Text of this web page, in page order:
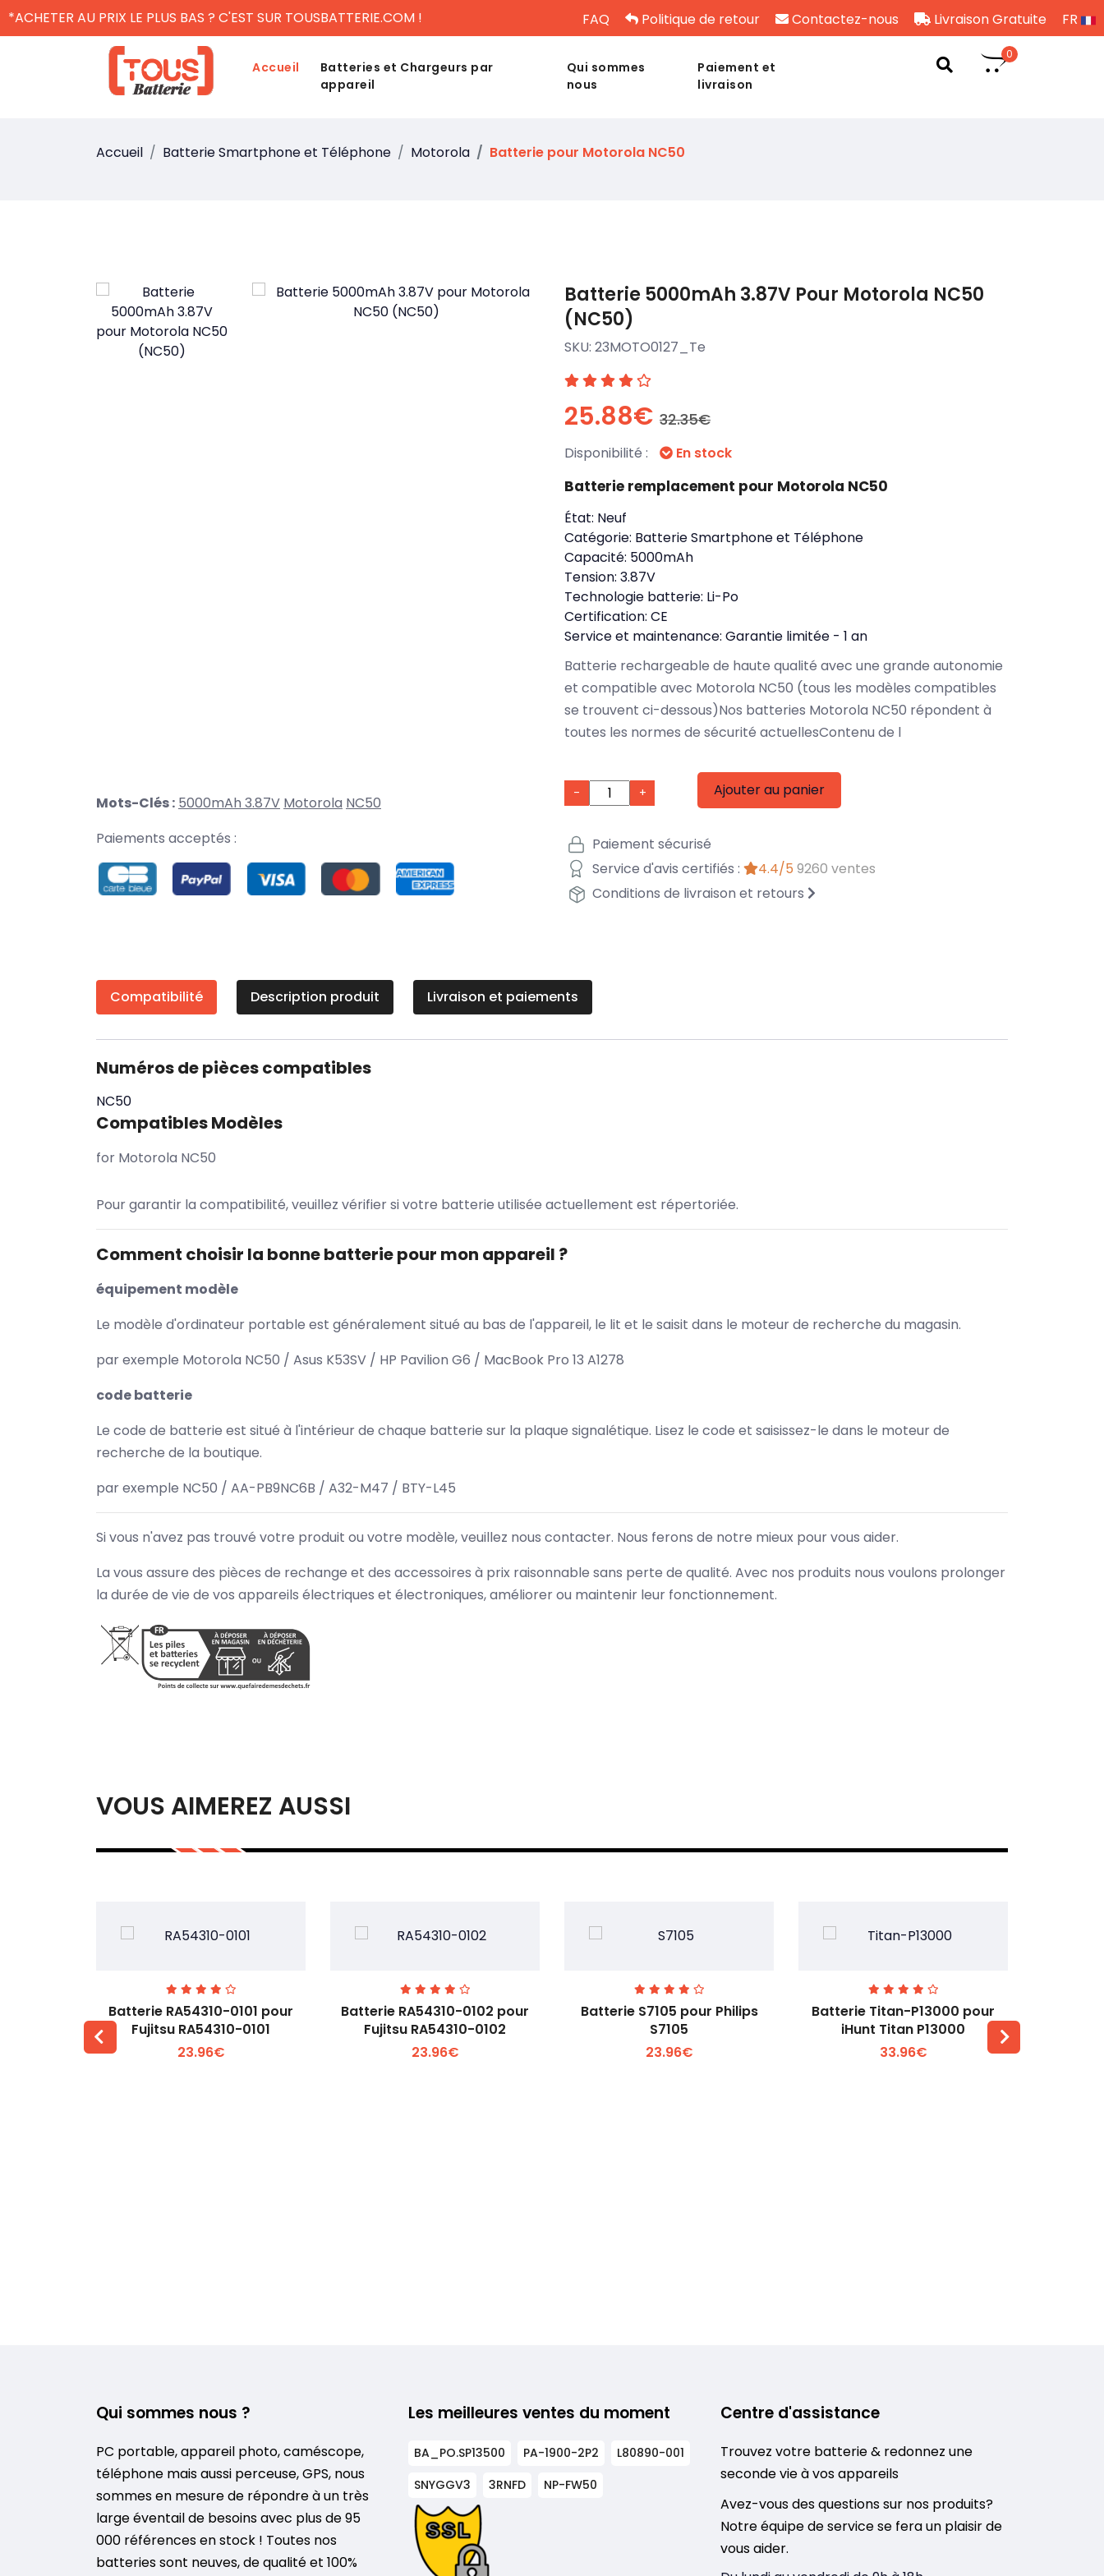
*ACHETER AU PRIX LE PLUS BAS ? C'EST SUR TOUSBATTERIE.COM ! FAQ Politique de retour Contactez-nous Livraison Gratuite FR
Accueil
Batteries et Chargeurs par
appareil
Qui sommes
nous
Paiement et
livraison
0
Accueil Batterie Smartphone et Téléphone Motorola Batterie pour Motorola NC50
Mots-Clés : 5000mAh 3.87V Motorola NC50
Paiements acceptés :
Batterie 5000mAh 3.87V Pour Motorola NC50
(NC50)
SKU: 23MOTO0127_Te
25.88€ 32.35€
Disponibilité : En stock
Batterie remplacement pour Motorola NC50
État: Neuf
Catégorie: Batterie Smartphone et Téléphone
Capacité: 5000mAh
Tension: 3.87V
Technologie batterie: Li-Po
Certification: CE
Service et maintenance: Garantie limitée - 1 an
Batterie rechargeable de haute qualité avec une grande autonomie
et compatible avec Motorola NC50 (tous les modèles compatibles
se trouvent ci-dessous)Nos batteries Motorola NC50 répondent à
toutes les normes de sécurité actuellesContenu de l
- + Ajouter au panier
Paiement sécurisé
Service d'avis certifiés :
4.4/5 9260 ventes
Conditions de livraison et retours
Compatibilité Description produit Livraison et paiements
Numéros de pièces compatibles
NC50
Compatibles Modèles
for Motorola NC50
Pour garantir la compatibilité, veuillez vérifier si votre batterie utilisée actuellement est répertoriée.
Comment choisir la bonne batterie pour mon appareil ?
équipement modèle
Le modèle d'ordinateur portable est généralement situé au bas de l'appareil, le lit et le saisit dans le moteur de recherche du magasin.
par exemple Motorola NC50 / Asus K53SV / HP Pavilion G6 / MacBook Pro 13 A1278
code batterie
Le code de batterie est situé à l'intérieur de chaque batterie sur la plaque signalétique. Lisez le code et saisissez-le dans le moteur de
recherche de la boutique.
par exemple NC50 / AA-PB9NC6B / A32-M47 / BTY-L45
Si vous n'avez pas trouvé votre produit ou votre modèle, veuillez nous contacter. Nous ferons de notre mieux pour vous aider.
La vous assure des pièces de rechange et des accessoires à prix raisonnable sans perte de qualité. Avec nos produits nous voulons prolonger
la durée de vie de vos appareils électriques et électroniques, améliorer ou maintenir leur fonctionnement.
VOUS AIMEREZ AUSSI
Voir plus +
Batterie RA54310-0101 pour
Fujitsu RA54310-0101
23.96€
Voir plus +
Batterie RA54310-0102 pour
Fujitsu RA54310-0102
23.96€
Voir plus +
Batterie S7105 pour Philips
S7105
23.96€
Voir plus +
Batterie Titan-P13000 pour
iHunt Titan P13000
33.96€
Qui sommes nous ?
PC portable, appareil photo, caméscope,
téléphone mais aussi perceuse, GPS, nous
sommes en mesure de répondre à un très
large éventail de besoins avec plus de 95
000 références en stock ! Toutes nos
batteries sont neuves, de qualité et 100%
Les meilleures ventes du moment
BA_PO.SP13500 PA-1900-2P2
L80890-001
SNYGGV3
3RNFD NP-FW50
Centre d'assistance
Trouvez votre batterie & redonnez une
seconde vie à vos appareils
Avez-vous des questions sur nos produits?
Notre équipe de service se fera un plaisir de
vous aider.